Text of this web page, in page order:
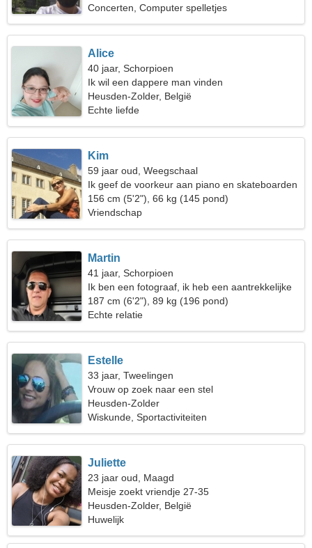
Concerten, Computer spelletjes
Alice
40 jaar, Schorpioen
Ik wil een dappere man vinden
Heusden-Zolder, België
Echte liefde
Kim
59 jaar oud, Weegschaal
Ik geef de voorkeur aan piano en skateboarden
156 cm (5'2"), 66 kg (145 pond)
Vriendschap
Martin
41 jaar, Schorpioen
Ik ben een fotograaf, ik heb een aantrekkelijke
vrouw nodig
187 cm (6'2"), 89 kg (196 pond)
Echte relatie
Estelle
33 jaar, Tweelingen
Vrouw op zoek naar een stel
Heusden-Zolder
Wiskunde, Sportactiviteiten
Juliette
23 jaar oud, Maagd
Meisje zoekt vriendje 27-35
Heusden-Zolder, België
Huwelijk